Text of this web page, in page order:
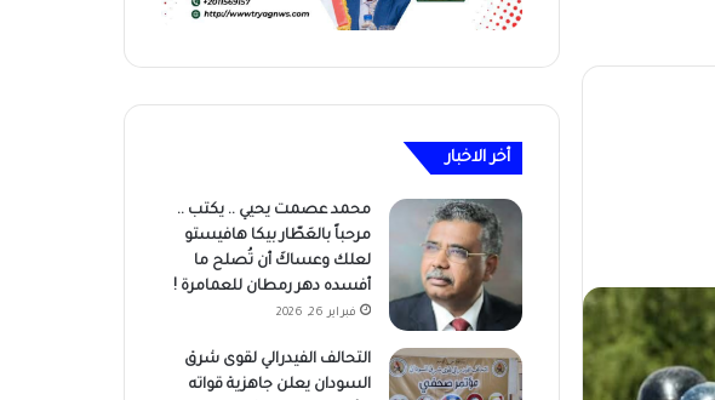
أخر الاخبار
محمد عصمت يحيي .. يكتب ..
مرحباً بالعَطّار بيكا هافيستو
لعلك وعساكَ أن تُصلح ما
أفسده دهر رمطان للعمامرة !
فبراير 26, 2026
التحالف الفيدرالي لقوى شرق
السودان يعلن جاهزية قواته